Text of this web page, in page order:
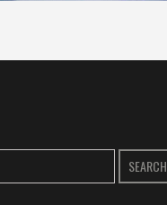
SEARCH